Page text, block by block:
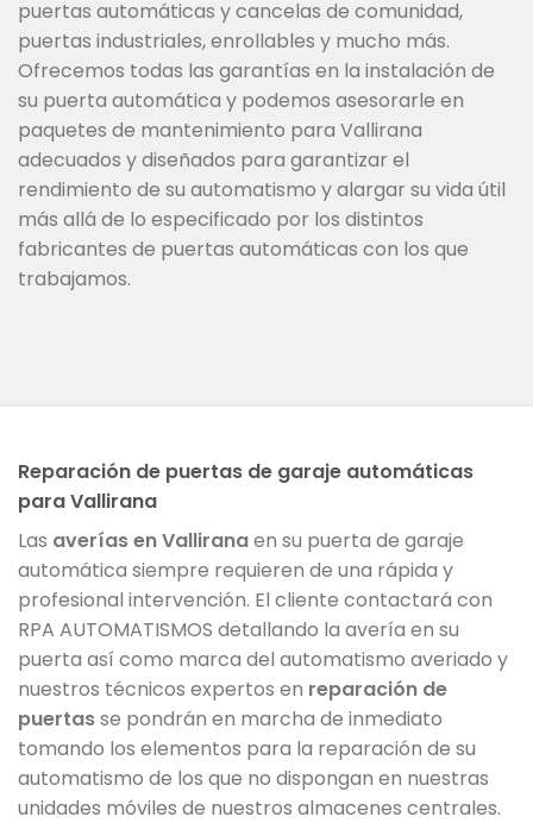
puertas automáticas y cancelas de comunidad,
puertas industriales, enrollables y mucho más.
Ofrecemos todas las garantías en la instalación de
su puerta automática y podemos asesorarle en
paquetes de mantenimiento para Vallirana
adecuados y diseñados para garantizar el
rendimiento de su automatismo y alargar su vida útil
más allá de lo especificado por los distintos
fabricantes de puertas automáticas con los que
trabajamos.
Reparación de puertas de garaje automáticas
para Vallirana
Las averías en Valliranaen su puerta de garaje
automática siempre requieren de una rápida y
profesional intervención. El cliente contactará con
RPA AUTOMATISMOS detallando la avería en su
puerta así como marca del automatismo averiado y
nuestros técnicos expertos en reparación de
puertasse pondrán en marcha de inmediato
tomando los elementos para la reparación de su
automatismo de los que no dispongan en nuestras
unidades móviles de nuestros almacenes centrales.